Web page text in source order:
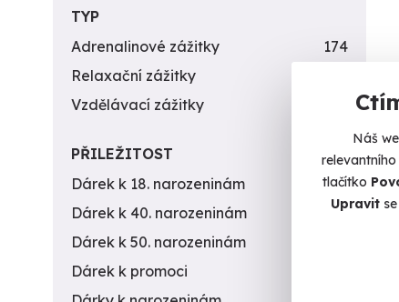
Náš
tlačítko
Upravitse
kdy
4
TYP
Adrenalinové zážitky
174
Relaxační zážitky
Vzdělávací zážitky
PŘILEŽITOST
Dárek k 18. narozeninám
256
Dárek k 40. narozeninám
453
Dárek k 50. narozeninám
Dárek k promoci